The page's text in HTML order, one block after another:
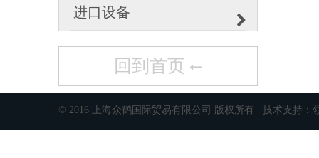
进口设备
回到首页
© 2016 上海众鹤国际贸易有限公司 版权所有 技术支持：